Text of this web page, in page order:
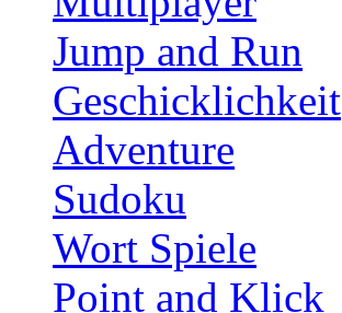
Jump and Run
Geschicklichkeit
Adventure
Sudoku
Wort Spiele
Point and Klick